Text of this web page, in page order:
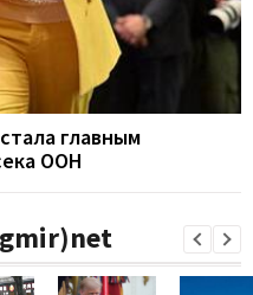
главным
ООН